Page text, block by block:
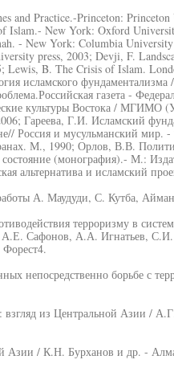
and Practice.-Princeton: Princeton
Islam.- New York: Oxford
- New York: Columbia
press, 2003; Devji, F.
Lewis, B. The Crisis of Islam.
исламского
газета -
культуры Востока / МГИМО
Гареева, Г.И. Исламский
Россия и мусульманский
М., 1990; Орлов, В.В.
(монография).- М.:
альтернатива и исламский
А. Маудуди, С. Кутба,
терроризму в
Сафонов, А.А. Игнатьев,
непосредственно борьбе с
из Центральной Азии /
Азии / К.Н. Бурханов и др. -